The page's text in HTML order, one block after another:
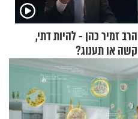
הרב זמיר כהן - להיות דתי,
קשה או תענוג?